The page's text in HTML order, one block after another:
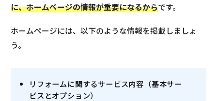
に、ホームページの情報が重要になるからです。
ホームページには、以下のような情報を掲載しましょ
う。
リフォームに関するサービス内容（基本サー
ビスとオプション）